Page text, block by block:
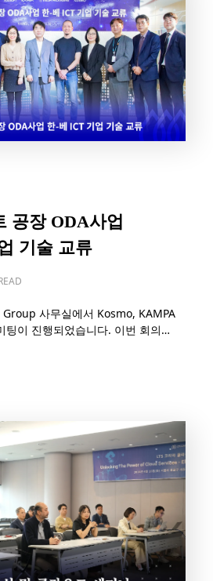
공장 ODA사업
기술 교류
사무실에서 Kosmo, KAMPA
팅이 진행되었습니다. 이번 회의에
습니다. 논의된 주요 내용은 다음
장에서의 스마트 공장 기술 도입